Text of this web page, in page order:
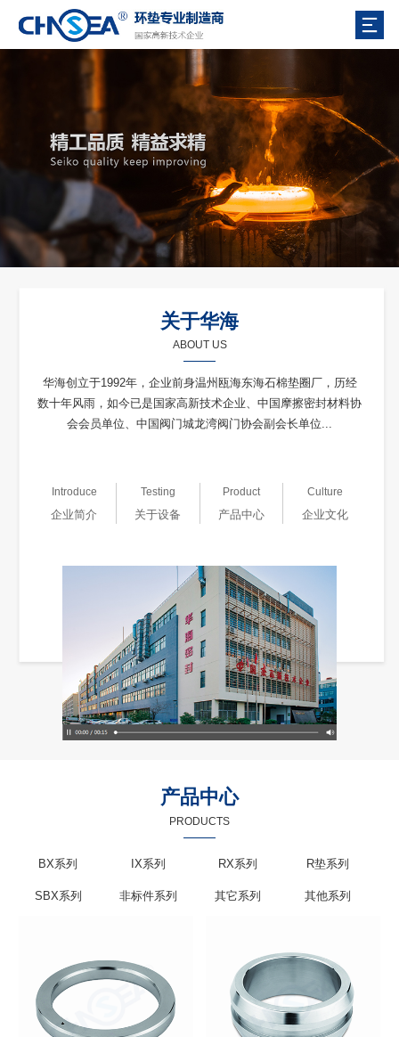
关于华海
ABOUT US
华海创立于1992年，企业前身温州瓯海东海石棉垫圈厂，历经
数十年风雨，如今已是国家高新技术企业、中国摩擦密封材料协
会会员单位、中国阀门城龙湾阀门协会副会长单位...
Introduce
企业简介
Testing
关于设备
Product
产品中心
Culture
企业文化
产品中心
PRODUCTS
BX系列 IX系列 RX系列 R垫系列
SBX系列 非标件系列 其它系列 其他系列